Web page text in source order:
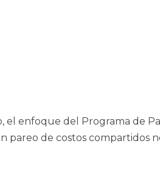
enfoque del Programa de
de costos compartidos